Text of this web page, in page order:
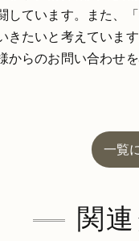
しています。また、
きたいと考えていま
らのお問い合わせ
一覧
関